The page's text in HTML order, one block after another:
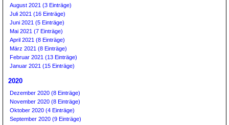
August 2021 (3 Einträge)
Juli 2021 (16 Einträge)
Juni 2021 (5 Einträge)
Mai 2021 (7 Einträge)
April 2021 (8 Einträge)
März 2021 (8 Einträge)
Februar 2021 (13 Einträge)
Januar 2021 (15 Einträge)
2020
Dezember 2020 (8 Einträge)
November 2020 (8 Einträge)
Oktober 2020 (4 Einträge)
September 2020 (9 Einträge)